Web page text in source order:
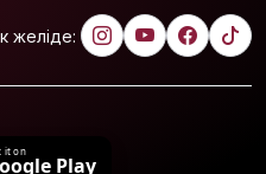
желіде:
it on
Play